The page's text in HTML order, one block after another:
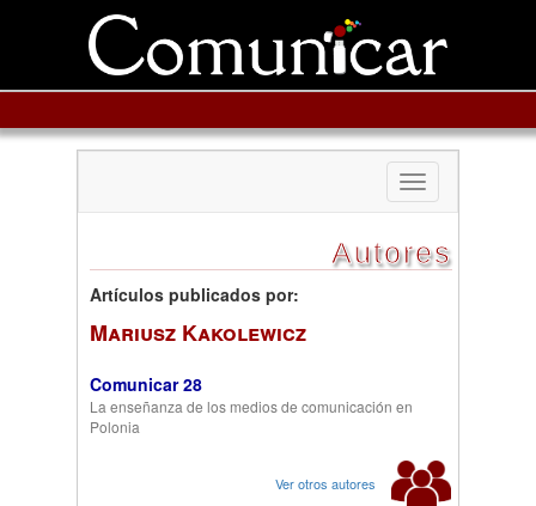
Toggle
navigation
Autores
Artículos publicados por:
Mariusz Kakolewicz
Comunicar 28
La enseñanza de los medios de comunicación en
Polonia
Ver otros autores